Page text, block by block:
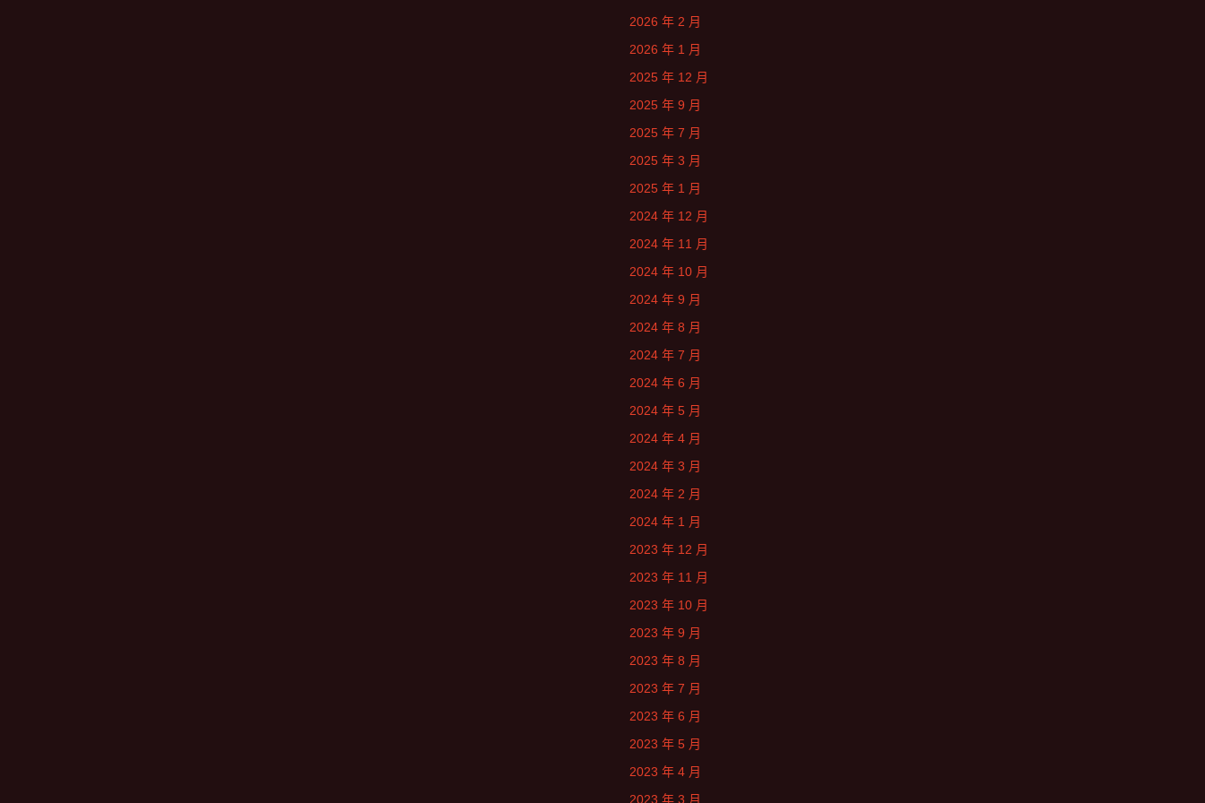
2026 年 2 月
2026 年 1 月
2025 年 12 月
2025 年 9 月
2025 年 7 月
2025 年 3 月
2025 年 1 月
2024 年 12 月
2024 年 11 月
2024 年 10 月
2024 年 9 月
2024 年 8 月
2024 年 7 月
2024 年 6 月
2024 年 5 月
2024 年 4 月
2024 年 3 月
2024 年 2 月
2024 年 1 月
2023 年 12 月
2023 年 11 月
2023 年 10 月
2023 年 9 月
2023 年 8 月
2023 年 7 月
2023 年 6 月
2023 年 5 月
2023 年 4 月
2023 年 3 月